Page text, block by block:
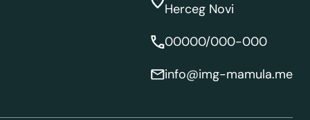
Herceg Novi
00000/000-000
info@img-mamula.me